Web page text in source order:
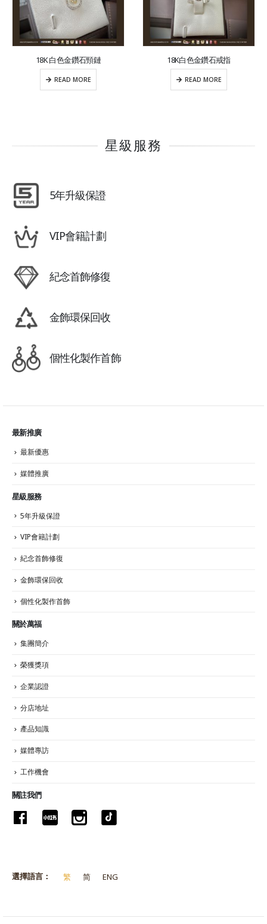
18K 白色金鑽石頸鏈
READ MORE
18K白色金鑽石戒指
READ MORE
星級服務
5年升級保證
VIP會籍計劃
紀念首飾修復
金飾環保回收
個性化製作首飾
最新推廣
最新優惠
媒體推廣
星級服務
5年升級保證
VIP會籍計劃
紀念首飾修復
金飾環保回收
個性化製作首飾
關於萬福
集團簡介
榮獲獎項
企業認證
分店地址
產品知識
媒體專訪
工作機會
關註我們
選擇語言： 繁 简 ENG